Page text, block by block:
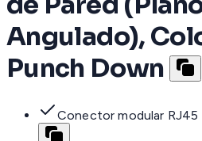
Angulado),
Punch Down
Conector modular RJ45